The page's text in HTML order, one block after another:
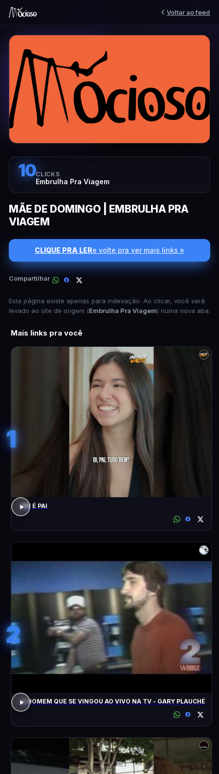
Voltar ao feed
10CLICKS
Embrulha Pra Viagem
MÃE DE DOMINGO | EMBRULHA PRA
VIAGEM
CLIQUE PRA LERe volte pra ver mais links »
Compartilhar
Esta página existe apenas para indexação. Ao clicar, você será
levado ao site de origem (Embrulha Pra Viagem) numa nova aba.
Mais links pra você
1
PAI É PAI
2
O HOMEM QUE SE VINGOU AO VIVO NA TV - GARY PLAUCHÉ